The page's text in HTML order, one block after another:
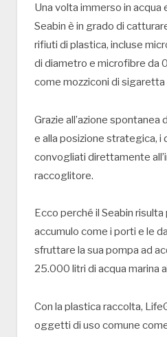
Una volta immerso in acqua
Seabin è in grado di
rifiuti di plastica, incluse
di diametro e microfibre da
come mozziconi di
Grazie all’azione
e alla posizione strategica, i
convogliati direttamente
raccoglitore.
Ecco perché il Seabin
accumulo come i porti e le
sfruttare la sua pompa ad
25.000 litri di acqua marina
Con la plastica raccolta,
oggetti di uso comune